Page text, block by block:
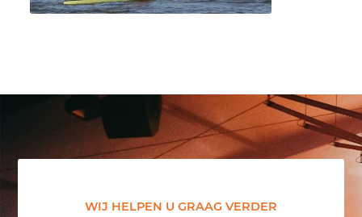
WIJ HELPEN U GRAAG VERDER